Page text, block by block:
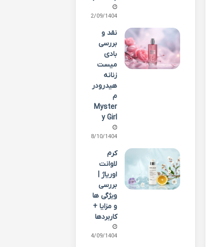
22/09/1404
نقد و
بررسی
بادی
میست
زنانه
هیدرودر
م
Myster
y Girl
08/10/1404
کرم
لاوانت
اوریاژ |
بررسی
ویژگی ها
و مزایا +
کاربردها
14/09/1404